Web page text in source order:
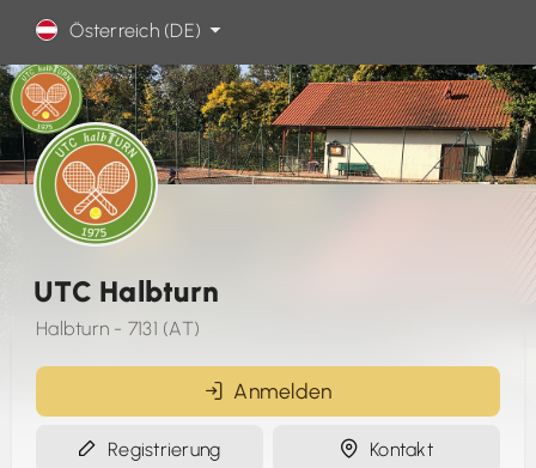
Österreich (DE)
UTC Halbturn
Halbturn - 7131 (AT)
Anmelden
Registrierung Kontakt